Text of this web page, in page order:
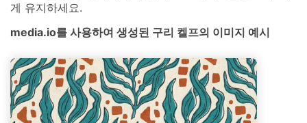
게 유지하세요.
media.io를 사용하여 생성된 구리 켈프의 이미지 예시